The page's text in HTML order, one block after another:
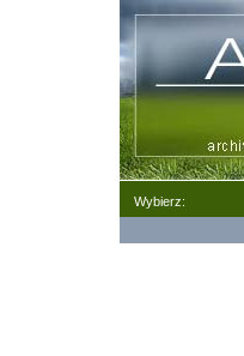
Wybierz: